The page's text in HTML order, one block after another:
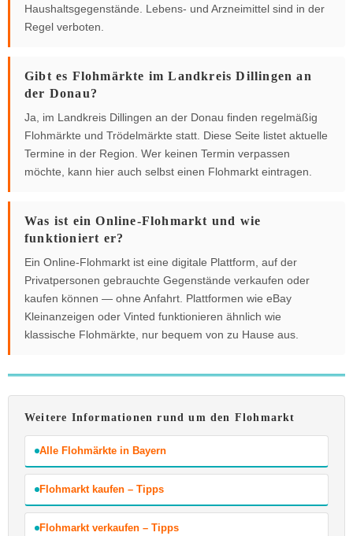
Haushaltsgegenstände. Lebens- und Arzneimittel sind in der
Regel verboten.
Gibt es Flohmärkte im Landkreis Dillingen an
der Donau?
Ja, im Landkreis Dillingen an der Donau finden regelmäßig
Flohmärkte und Trödelmärkte statt. Diese Seite listet aktuelle
Termine in der Region. Wer keinen Termin verpassen
möchte, kann hier auch selbst einen Flohmarkt eintragen.
Was ist ein Online-Flohmarkt und wie
funktioniert er?
Ein Online-Flohmarkt ist eine digitale Plattform, auf der
Privatpersonen gebrauchte Gegenstände verkaufen oder
kaufen können — ohne Anfahrt. Plattformen wie eBay
Kleinanzeigen oder Vinted funktionieren ähnlich wie
klassische Flohmärkte, nur bequem von zu Hause aus.
Weitere Informationen rund um den Flohmarkt
Alle Flohmärkte in Bayern
Flohmarkt kaufen – Tipps
Flohmarkt verkaufen – Tipps